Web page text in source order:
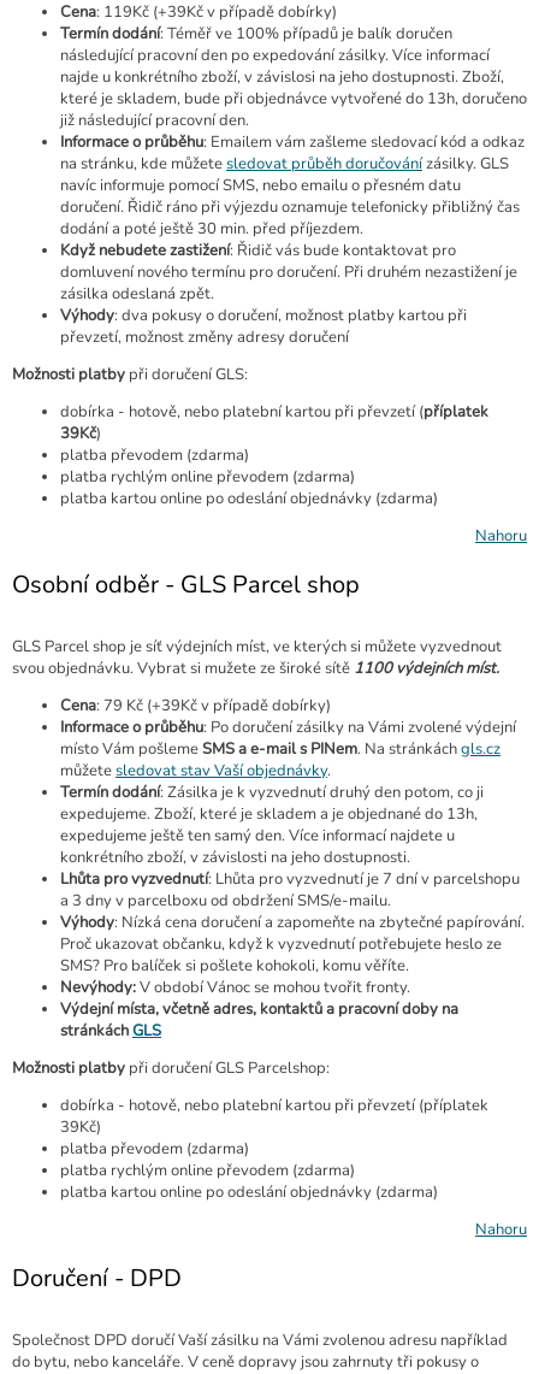
Cena: 119Kč (+39Kč v případě dobírky)
Termín dodání: Téměř ve 100% případů je balík doručen
následující pracovní den po expedování zásilky. Více informací
najde u konkrétního zboží, v závislosi na jeho dostupnosti. Zboží,
které je skladem, bude při objednávce vytvořené do 13h, doručeno
již následující pracovní den.
Informace o průběhu: Emailem vám zašleme sledovací kód a odkaz
na stránku, kde můžetesledovat průběh doručovánízásilky. GLS
navíc informuje pomocí SMS, nebo emailu o přesném datu
doručení. Řidič ráno při výjezdu oznamuje telefonicky přibližný čas
dodání a poté ještě 30 min. před příjezdem.
Když nebudete zastižení: Řidič vás bude kontaktovat pro
domluvení nového termínu pro doručení. Při druhém nezastižení je
zásilka odeslaná zpět.
Výhody: dva pokusy o doručení, možnost platby kartou při
převzetí, možnost změny adresy doručení
Možnosti platby při doručení GLS:
dobírka - hotově, nebo platební kartou při převzetí (příplatek
39Kč)
platba převodem (zdarma)
platba rychlým online převodem (zdarma)
platba kartou online po odeslání objednávky (zdarma)
Nahoru
Osobní odběr - GLS Parcel shop
GLS Parcel shop je síť výdejních míst, ve kterých si můžete vyzvednout
svou objednávku. Vybrat si mužete ze široké sítě 1100 výdejních míst.
Cena: 79 Kč (+39Kč v případě dobírky)
Informace o průběhu: Po doručení zásilky na Vámi zvolené výdejní
místo Vám pošlemeSMS a e-mail s PINem. Na stránkáchgls.cz
můžetesledovat stav Vaší objednávky.
Termín dodání: Zásilka je k vyzvednutí druhý den potom, co ji
expedujeme. Zboží, které je skladem a je objednané do 13h,
expedujeme ještě ten samý den. Více informací najdete u
konkrétního zboží, v závislosti na jeho dostupnosti.
Lhůta pro vyzvednutí: Lhůta pro vyzvednutí je 7 dní v parcelshopu
a 3 dny v parcelboxu od obdržení SMS/e-mailu.
Výhody: Nízká cena doručení a zapomeňte na zbytečné papírování.
Proč ukazovat občanku, když k vyzvednutí potřebujete heslo ze
SMS? Pro balíček si pošlete kohokoli, komu věříte.
Nevýhody:V období Vánoc se mohou tvořit fronty.
Výdejní místa, včetně adres, kontaktů a pracovní doby na
stránkáchGLS
Možnosti platby při doručení GLS Parcelshop:
dobírka - hotově, nebo platební kartou při převzetí (příplatek
39Kč)
platba převodem (zdarma)
platba rychlým online převodem (zdarma)
platba kartou online po odeslání objednávky (zdarma)
Nahoru
Doručení - DPD
Společnost DPD doručí Vaší zásilku na Vámi zvolenou adresu například
do bytu, nebo kanceláře. V ceně dopravy jsou zahrnuty tři pokusy o